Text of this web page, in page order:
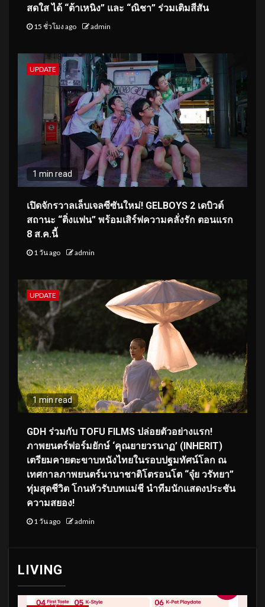
สดใส ได้ “ต้าเหนิง” และ “ณิชา” ร่วมเติมสีสัน
15 ชั่วโมง ago admin
UPDATE
1 min read
เปิดจักรวาลเล็บเจลซีซันใหม่! GELBOYS 2 เดบิวต์
สถานะ “ติ่งแฟน” พร้อมเสิร์ฟความคลั่งรัก ตอนแรก
8 ส.ค.นี้
1 วัน ago admin
UPDATE
1 min read
GDH ร่วมกับ TOFU FILMS ปล่อยตัวอย่างแรก!
ภาพยนตร์ฟอร์มยักษ์ ‘คุณยายวรนาฏ’ (INHERIT)
เตรียมคายตะขาบหนังไทยในรอบปฐมทัศน์โลก ณ
เทศกาลภาพยนตร์นานาชาติโตรอนโต “จุ๋ย วรัทยา”
ทุ่มสุดชีวิต โกนหัวรับบทแม่ชี นำทีมนักแสดงประชัน
ความสยอง!
1 วัน ago admin
LIVING